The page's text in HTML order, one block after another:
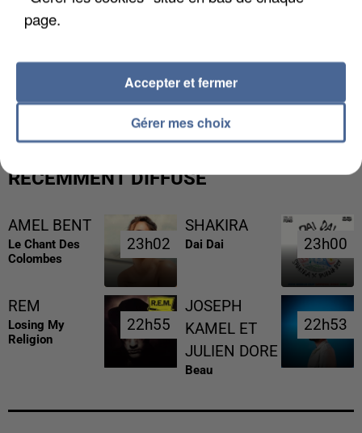
L’UN DES FONDATEURS SUPPOSÉS DE LA DZ
MAFIA INTERPELLÉ EN ALGÉRIE
RÉCEMMENT DIFFUSÉ
AMEL BENT
Le Chant Des
Colombes
23h02
23h02
SHAKIRA
Dai Dai 23h00
23h00
REM
Losing My
Religion
22h55
22h55
JOSEPH
KAMEL ET
JULIEN DORE
Beau
22h53
22h53
page.
Gérer mes choix
Accepter et fermer